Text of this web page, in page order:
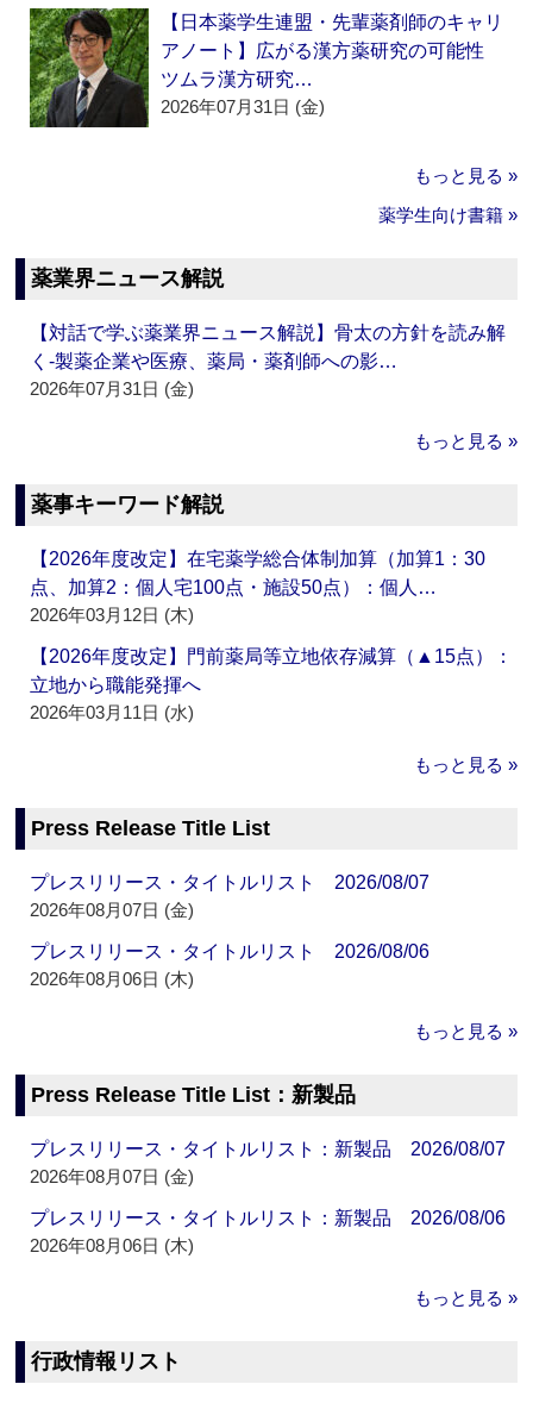
【日本薬学生連盟・先輩薬剤師のキャリ
アノート】広がる漢方薬研究の可能性
ツムラ漢方研究…
2026年07月31日 (金)
もっと見る »
薬学生向け書籍 »
薬業界ニュース解説
【対話で学ぶ薬業界ニュース解説】骨太の方針を読み解
く‐製薬企業や医療、薬局・薬剤師への影…
2026年07月31日 (金)
もっと見る »
薬事キーワード解説
【2026年度改定】在宅薬学総合体制加算（加算1：30
点、加算2：個人宅100点・施設50点）：個人…
2026年03月12日 (木)
【2026年度改定】門前薬局等立地依存減算（▲15点）：
立地から職能発揮へ
2026年03月11日 (水)
もっと見る »
Press Release Title List
プレスリリース・タイトルリスト 2026/08/07
2026年08月07日 (金)
プレスリリース・タイトルリスト 2026/08/06
2026年08月06日 (木)
もっと見る »
Press Release Title List：新製品
プレスリリース・タイトルリスト：新製品 2026/08/07
2026年08月07日 (金)
プレスリリース・タイトルリスト：新製品 2026/08/06
2026年08月06日 (木)
もっと見る »
行政情報リスト